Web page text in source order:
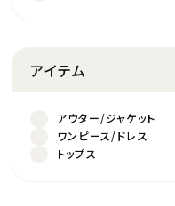
アイテム
アウター/ジャケット
ワンピース/ドレス
トップス